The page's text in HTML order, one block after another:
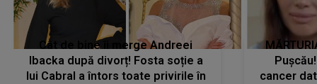
Cât de bine îi merge Andreei
Ibacka după divorț! Fosta soție a
lui Cabral a întors toate privirile în
cancer